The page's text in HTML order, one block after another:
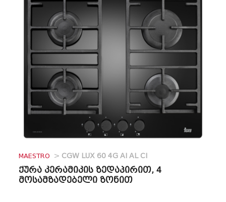
MAESTRO > CGW LUX 60 4G AI AL CI
ქურა კერამიკის ზედაპირით, 4
მოსამზადებელი ზონით